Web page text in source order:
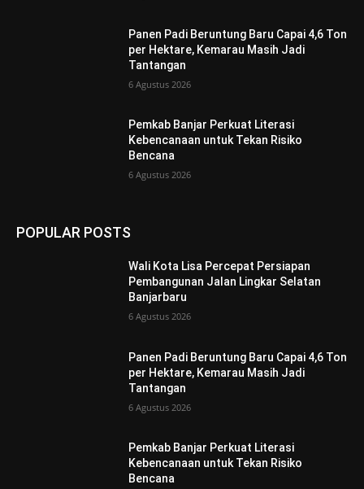
Panen Padi Beruntung Baru Capai 4,6 Ton
per Hektare, Kemarau Masih Jadi
Tantangan
6 Agustus 2026
Pemkab Banjar Perkuat Literasi
Kebencanaan untuk Tekan Risiko
Bencana
6 Agustus 2026
POPULAR POSTS
Wali Kota Lisa Percepat Persiapan
Pembangunan Jalan Lingkar Selatan
Banjarbaru
6 Agustus 2026
Panen Padi Beruntung Baru Capai 4,6 Ton
per Hektare, Kemarau Masih Jadi
Tantangan
6 Agustus 2026
Pemkab Banjar Perkuat Literasi
Kebencanaan untuk Tekan Risiko
Bencana